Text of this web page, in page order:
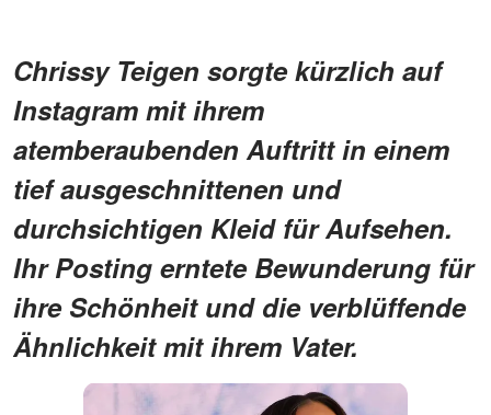
Chrissy Teigen sorgte kürzlich auf
Instagram mit ihrem
atemberaubenden Auftritt in einem
tief ausgeschnittenen und
durchsichtigen Kleid für Aufsehen.
Ihr Posting erntete Bewunderung für
ihre Schönheit und die verblüffende
Ähnlichkeit mit ihrem Vater.